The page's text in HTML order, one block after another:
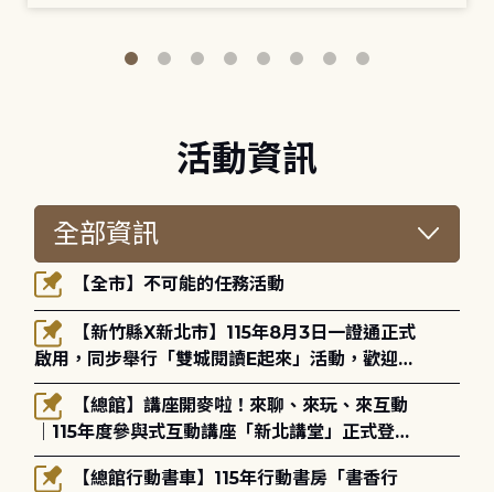
活動資訊
【全市】不可能的任務活動
啟用，同步舉行「雙城閱讀E起來」活動，歡迎踴
躍參加(115年8月3日至10月4日)。
｜115年度參與式互動講座「新北講堂」正式登
場！